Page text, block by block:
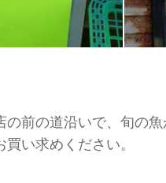
の前の道沿いで、旬の
い求めください。